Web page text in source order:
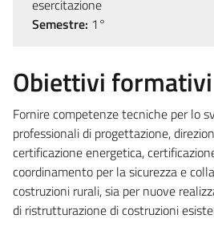
esercitazione
Semestre: 1°
Obiettivi formativi
Fornire competenze tecniche per lo
professionali di progettazione,
certificazione energetica,
coordinamento per la sicurezza e
costruzioni rurali, sia per nuove
di ristrutturazione di costruzioni